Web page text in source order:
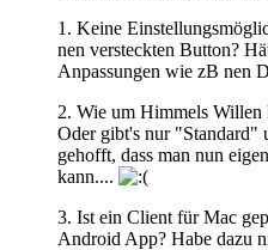
1. Keine
nen versteckten Button?
Anpassungen wie zB nen
2. Wie um Himmels Willen
Oder gibt's nur "Standard"
gehofft, dass man nun
kann....
3. Ist ein Client für Mac
Android App? Habe dazu